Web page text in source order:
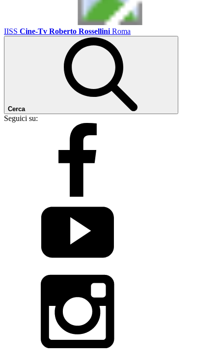
IISS Cine-Tv Roberto Rossellini Roma
Cerca
Seguici su: